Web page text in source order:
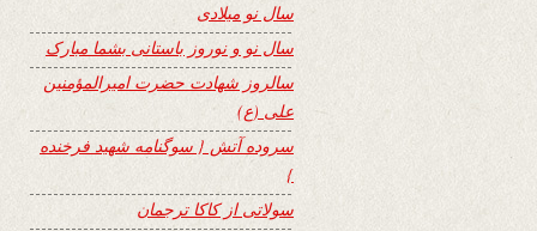
سال نو میلادی
سال نو و نوروز باستانی بشما مبارک
سالروز شهادت حضرت امیرالمؤمنین
علی (ع)
سروده آتش { سوگنامه شهید فرخنده
}
سولاتی از کاکا ترجمان